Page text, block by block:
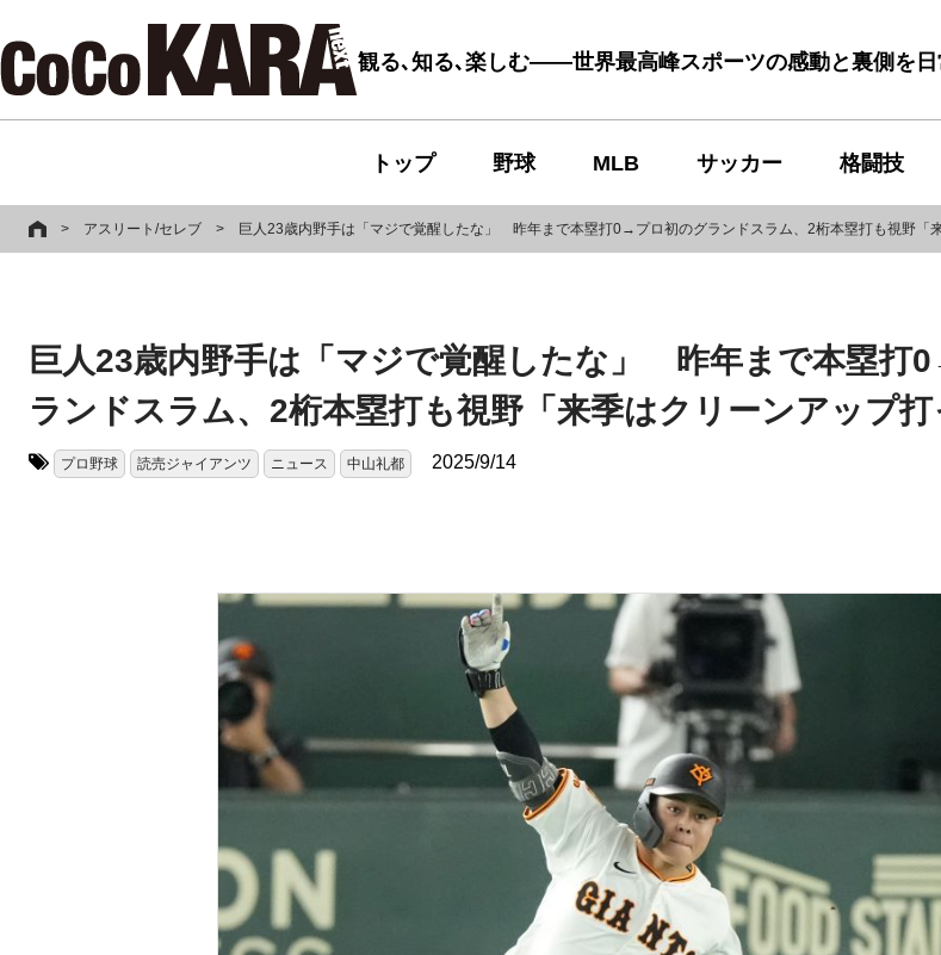
観る､知る､楽しむ――世界最高峰スポーツの感動と裏側を
トップ 野球 MLB サッカー 格闘技
> アスリート/セレブ > 巨人23歳内野手は「マジで覚醒したな」 昨年まで本塁打0→プロ初のグランドスラム、2桁本塁打も視野「
巨人23歳内野手は「マジで覚醒したな」 昨年まで本塁打
ランドスラム、2桁本塁打も視野「来季はクリーンアップ打
プロ野球 読売ジャイアンツ ニュース 中山礼都 2025/9/14